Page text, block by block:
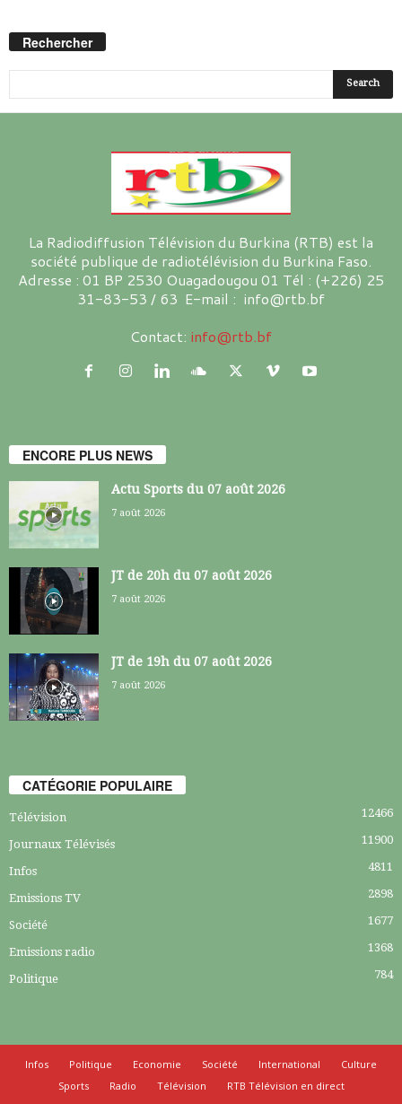
Rechercher
La Radiodiffusion Télévision du Burkina (RTB) est la
société publique de radiotélévision du Burkina Faso.
Adresse : 01 BP 2530 Ouagadougou 01 Tél : (+226) 25
31-83-53 / 63 E-mail : info@rtb.bf
Contact: info@rtb.bf
ENCORE PLUS NEWS
Actu Sports du 07 août 2026
7 août 2026
JT de 20h du 07 août 2026
7 août 2026
JT de 19h du 07 août 2026
7 août 2026
CATÉGORIE POPULAIRE
Télévision 12466
Journaux Télévisés 11900
Infos 4811
Emissions TV 2898
Société 1677
Emissions radio 1368
Politique 784
Infos Politique Economie Société International
Culture
Sports
Radio Télévision
RTB Télévision en direct